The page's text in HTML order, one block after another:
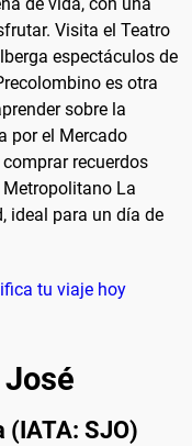
de vida, con una
Visita el Teatro
espectáculos de
es otra
sobre la
por el Mercado
recuerdos
La
ideal para un día de
tu viaje hoy
(IATA: SJO)